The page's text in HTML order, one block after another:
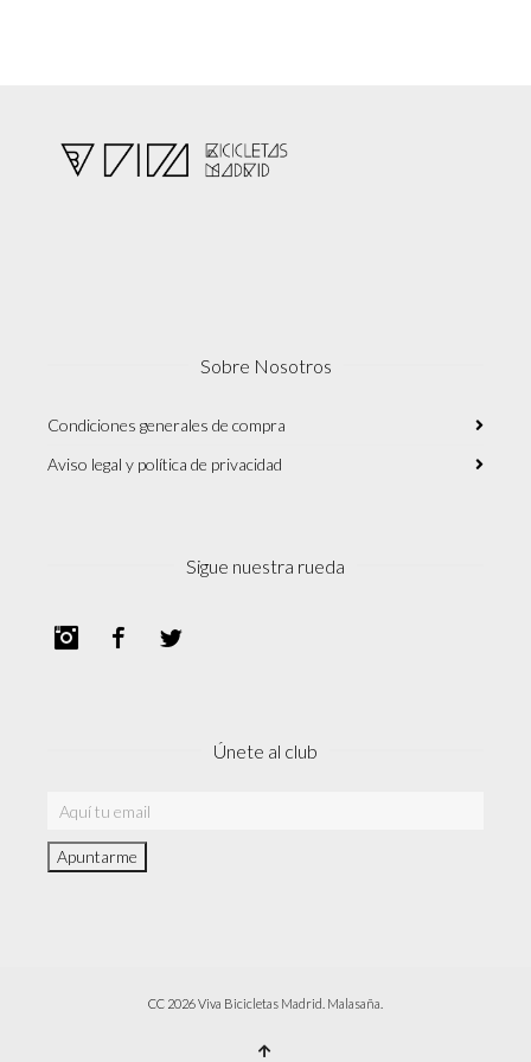
producto
Sobre Nosotros
Condiciones generales de compra
Aviso legal y política de privacidad
Sigue nuestra rueda
InstagramFacebook
Únete al club
CC 2026 Viva Bicicletas Madrid. Malasaña.